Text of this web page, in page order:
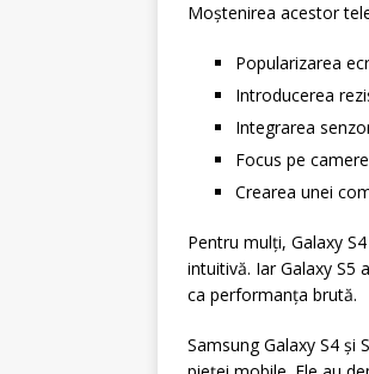
Moștenirea acestor
Popularizarea
Introducerea
Integrarea
Focus pe
Crearea unei
Pentru mulți, Galaxy
intuitivă. Iar Galaxy
ca performanța brută.
Samsung Galaxy S4